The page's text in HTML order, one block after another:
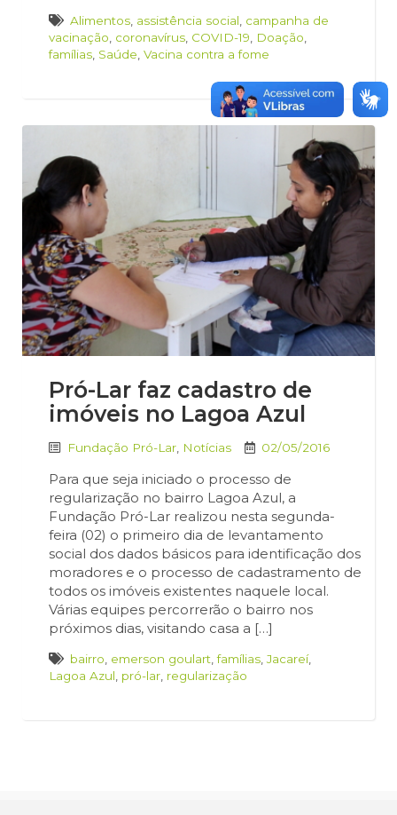
Alimentos assistência social campanha de
vacinação coronavírus COVID-19 Doação
famílias Saúde Vacina contra a fome
Pró-Lar faz cadastro de
imóveis no Lagoa Azul
Fundação Pró-Lar Notícias 02/05/2016
Para que seja iniciado o processo de
regularização no bairro Lagoa Azul, a
Fundação Pró-Lar realizou nesta segunda-
feira (02) o primeiro dia de levantamento
social dos dados básicos para identificação dos
moradores e o processo de cadastramento de
todos os imóveis existentes naquele local.
Várias equipes percorrerão o bairro nos
próximos dias, visitando casa a […]
bairro emerson goulart ,famílias ,Jacareí,
Lagoa Azul pró-lar regularização